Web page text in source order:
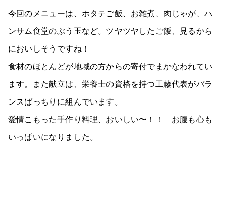
今回のメニューは、ホタテご飯、お雑煮、肉じゃが、ハ
ンサム食堂のぶう玉など。ツヤツヤしたご飯、見るから
においしそうですね！
食材のほとんどが地域の方からの寄付でまかなわれてい
ます。また献立は、栄養士の資格を持つ工藤代表がバラ
ンスばっちりに組んでいます。
愛情こもった手作り料理、おいしい〜！！ お腹も心も
いっぱいになりました。